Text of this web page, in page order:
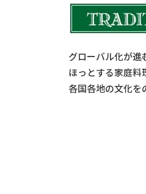
グローバル化が進
ほっとする家庭
各国各地の文化を